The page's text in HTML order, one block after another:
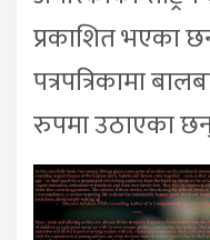
प्रकाशित भएका
पत्रपत्रिकामा
रुपमा उठाएका